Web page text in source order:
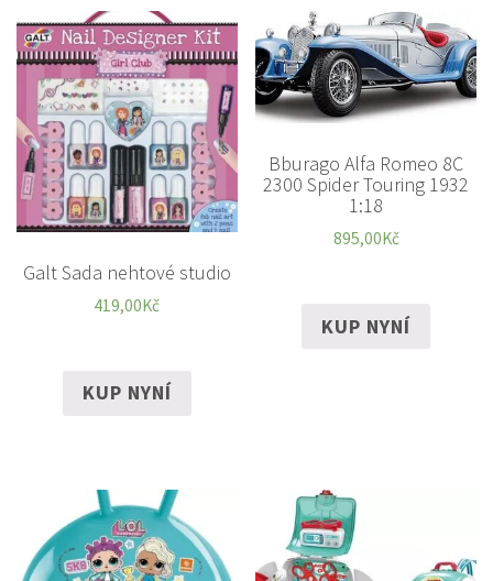
Galt Sada nehtové studio
419,00Kč
KUP NYNÍ
Bburago Alfa Romeo 8C
2300 Spider Touring 1932
1:18
895,00Kč
KUP NYNÍ